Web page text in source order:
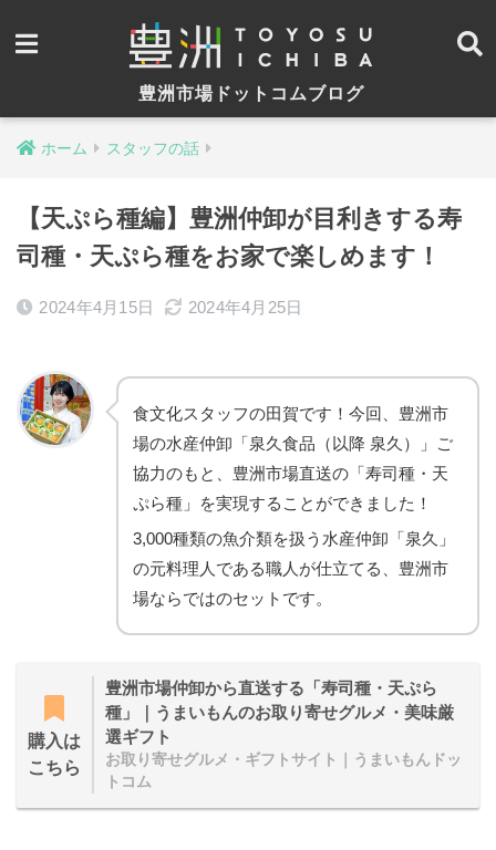
豊洲市場ドットコムブログ
ホーム スタッフの話
【天ぷら種編】豊洲仲卸が目利きする寿
司種・天ぷら種をお家で楽しめます！
2024年4月15日 2024年4月25日
食文化スタッフの田賀です！今回、豊洲市
場の水産仲卸「泉久食品（以降 泉久）」ご
協力のもと、豊洲市場直送の「寿司種・天
ぷら種」を実現することができました！
3,000種類の魚介類を扱う水産仲卸「泉久」
の元料理人である職人が仕立てる、豊洲市
場ならではのセットです。
購入は
こちら
豊洲市場仲卸から直送する「寿司種・天ぷら
種」｜うまいもんのお取り寄せグルメ・美味厳
選ギフト
お取り寄せグルメ・ギフトサイト｜うまいもんドッ
トコム